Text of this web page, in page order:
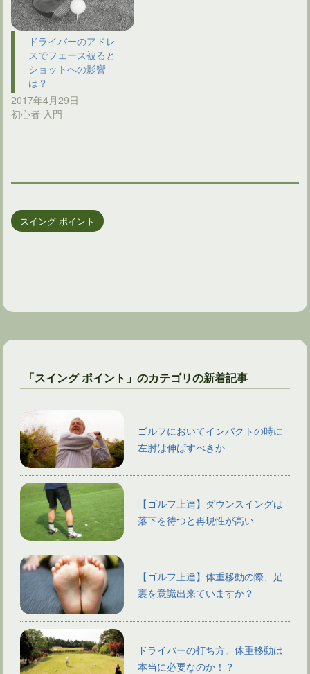
ドライバーのアドレ
スでフェース被ると
ショットへの影響
は？
2017年4月29日
初心者 入門
スイング ポイント
「スイング ポイント」のカテゴリの新着記事
ゴルフにおいてインパクトの時に
左肘は伸ばすべきか
【ゴルフ上達】ダウンスイングは
落下を待つと再現性が高い
【ゴルフ上達】体重移動の際、足
裏を意識出来ていますか？
ドライバーの打ち方。体重移動は
本当に必要なのか！？